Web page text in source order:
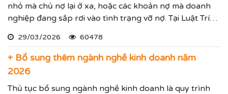
nhỏ mà chủ nợ lại ở xa, hoặc các khoản nợ mà doanh
nghiệp đang sắp rơi vào tình trạng vỡ nợ. Tại Luật Trí
quyết các tranh chấp kinh tế hiệu quả đảm bảo sẽ giúp
thực hiện các yêu cầu mà Quý vị đưa ra.
29/03/2026 60478
+ Bổ sung thêm ngành nghề kinh doanh năm
2026
Thủ tục bổ sung ngành nghề kinh doanh là quy trình